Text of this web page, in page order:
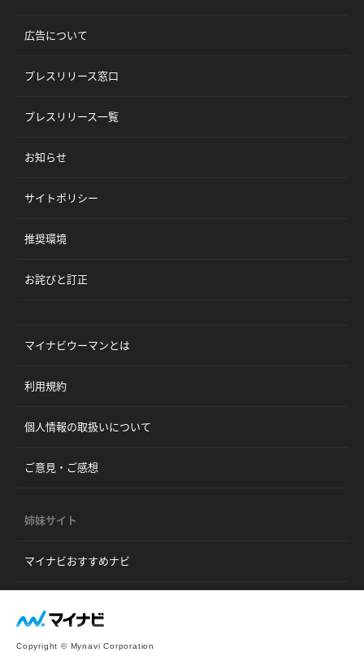
広告について
プレスリリース窓口
プレスリリース一覧
お知らせ
サイトポリシー
推奨環境
お詫びと訂正
マイナビウーマンとは
利用規約
個人情報の取扱いについて
ご意見・ご感想
姉妹サイト
マイナビおすすめナビ
Copyright © Mynavi Corporation